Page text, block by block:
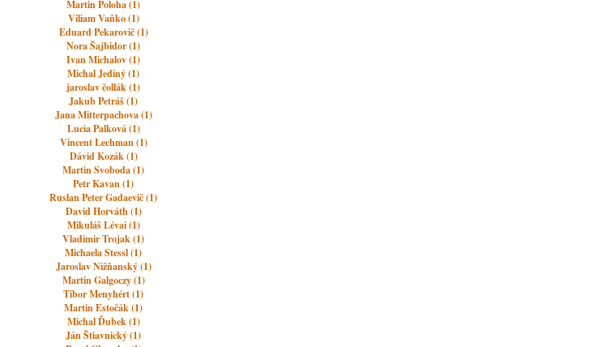
Martin Poloha (1)
Viliam Vaňko (1)
Eduard Pekarovič (1)
Nora Šajbidor (1)
Ivan Michalov (1)
Michal Jediný (1)
jaroslav čollák (1)
Jakub Petráš (1)
Jana Mitterpachova (1)
Lucia Palková (1)
Vincent Lechman (1)
Dávid Kozák (1)
Martin Svoboda (1)
Petr Kavan (1)
Ruslan Peter Gadaevič (1)
David Horváth (1)
Mikuláš Lévai (1)
Vladimir Trojak (1)
Michaela Stessl (1)
Jaroslav Nižňanský (1)
Martin Galgoczy (1)
Tibor Menyhért (1)
Martin Estočák (1)
Michal Ďubek (1)
Ján Štiavnický (1)